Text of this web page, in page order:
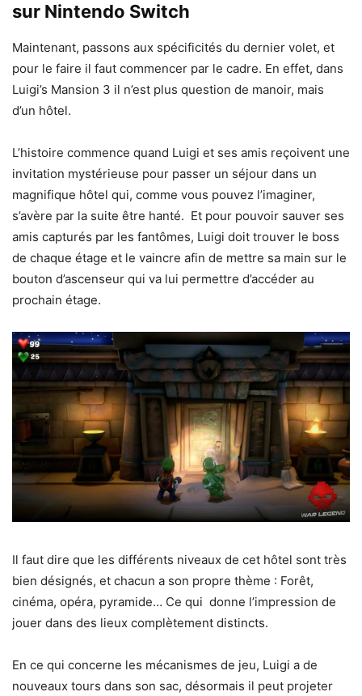
sur Nintendo Switch
Maintenant, passons aux spécificités du dernier volet, et
pour le faire il faut commencer par le cadre. En effet, dans
Luigi’s Mansion 3 il n’est plus question de manoir, mais
d’un hôtel.
L’histoire commence quand Luigi et ses amis reçoivent une
invitation mystérieuse pour passer un séjour dans un
magnifique hôtel qui, comme vous pouvez l’imaginer,
s’avère par la suite être hanté. Et pour pouvoir sauver ses
amis capturés par les fantômes, Luigi doit trouver le boss
de chaque étage et le vaincre afin de mettre sa main sur le
bouton d’ascenseur qui va lui permettre d’accéder au
prochain étage.
Il faut dire que les différents niveaux de cet hôtel sont très
bien désignés, et chacun a son propre thème : Forêt,
cinéma, opéra, pyramide… Ce qui donne l’impression de
jouer dans des lieux complètement distincts.
En ce qui concerne les mécanismes de jeu, Luigi a de
nouveaux tours dans son sac, désormais il peut projeter